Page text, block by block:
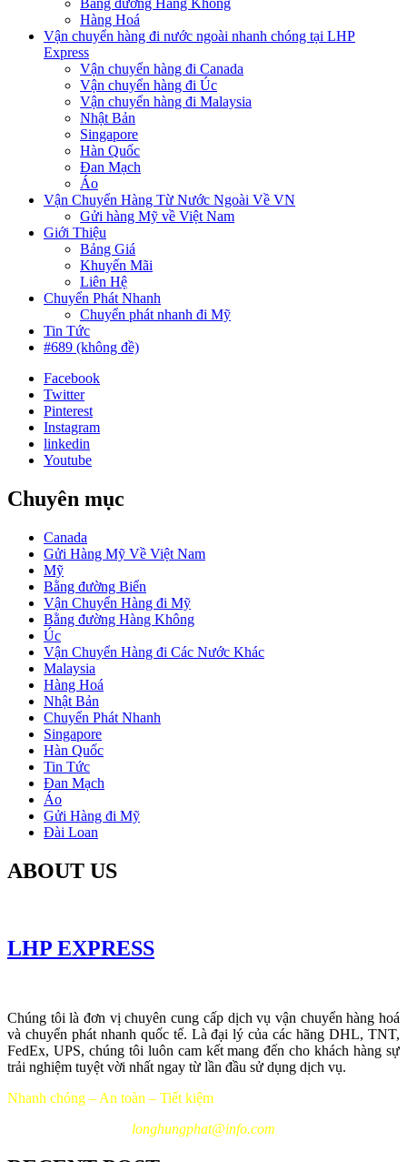
Bằng đường Hàng Không
Hàng Hoá
Vận chuyển hàng đi nước ngoài nhanh chóng tại LHP
Express
Vận chuyển hàng đi Canada
Vận chuyển hàng đi Úc
Vận chuyển hàng đi Malaysia
Nhật Bản
Singapore
Hàn Quốc
Đan Mạch
Áo
Vận Chuyển Hàng Từ Nước Ngoài Về VN
Gửi hàng Mỹ về Việt Nam
Giới Thiệu
Bảng Giá
Khuyến Mãi
Liên Hệ
Chuyển Phát Nhanh
Chuyển phát nhanh đi Mỹ
Tin Tức
#689 (không đề)
Facebook
Twitter
Pinterest
Instagram
linkedin
Youtube
Chuyên mục
Canada
Gửi Hàng Mỹ Về Việt Nam
Mỹ
Bằng đường Biển
Vận Chuyển Hàng đi Mỹ
Bằng đường Hàng Không
Úc
Vận Chuyển Hàng đi Các Nước Khác
Malaysia
Hàng Hoá
Nhật Bản
Chuyển Phát Nhanh
Singapore
Hàn Quốc
Tin Tức
Đan Mạch
Áo
Gửi Hàng đi Mỹ
Đài Loan
ABOUT US
LHP EXPRESS
Chúng tôi là đơn vị chuyên cung cấp dịch vụ vận chuyển hàng hoá
và chuyển phát nhanh quốc tế. Là đại lý của các hãng DHL, TNT,
FedEx, UPS, chúng tôi luôn cam kết mang đến cho khách hàng sự
trải nghiệm tuyệt vời nhất ngay từ lần đầu sử dụng dịch vụ.
Nhanh chóng – An toàn – Tiết kiệm
longhungphat@info.com